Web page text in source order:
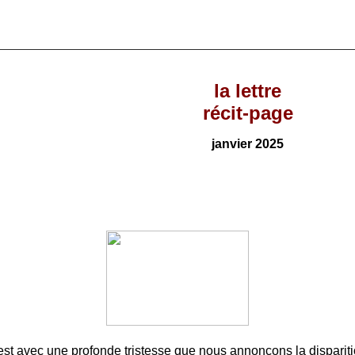
la lettre
récit-page
janvier 2025
avec une profonde tristesse que nous annonçons la